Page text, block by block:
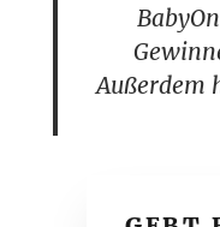
Außerdem